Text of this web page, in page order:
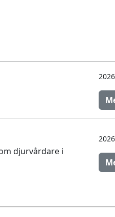
djurvårdare i